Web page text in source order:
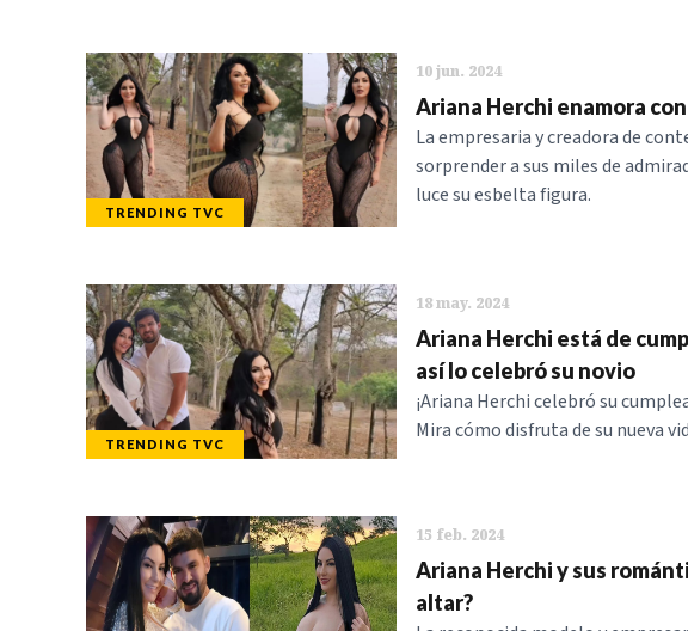
TRENDING TVC
10 jun. 2024
Ariana Herchi enamora
La empresaria y creadora de
sorprender a sus miles de
luce su esbelta figura.
TRENDING TVC
18 may. 2024
Ariana Herchi está de
así lo celebró su novio
¡Ariana Herchi celebró su
Mira cómo disfruta de su nueva
15 feb. 2024
Ariana Herchi y sus
altar?